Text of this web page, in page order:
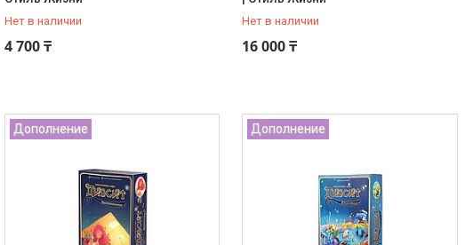
Нет в наличии
4 700 ₸
+7 (707) 816-14-12
Нет в наличии
16 000 ₸
+7 (707) 816-14-12
Дополнение Дополнение